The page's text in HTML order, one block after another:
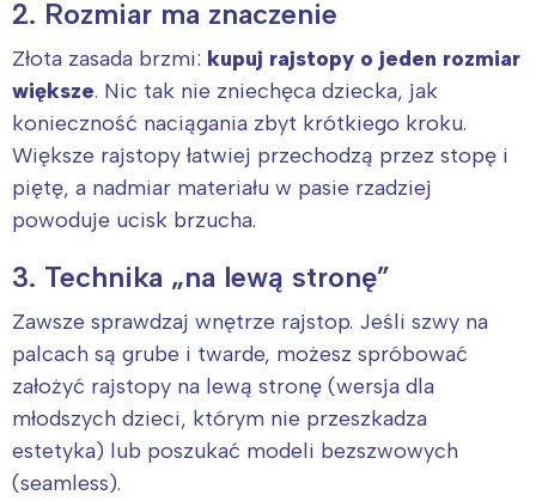
2. Rozmiar ma znaczenie
Złota zasada brzmi: kupuj rajstopy o jeden rozmiar
większe. Nic tak nie zniechęca dziecka, jak
konieczność naciągania zbyt krótkiego kroku.
Większe rajstopy łatwiej przechodzą przez stopę i
piętę, a nadmiar materiału w pasie rzadziej
powoduje ucisk brzucha.
3. Technika „na lewą stronę”
Zawsze sprawdzaj wnętrze rajstop. Jeśli szwy na
palcach są grube i twarde, możesz spróbować
założyć rajstopy na lewą stronę (wersja dla
młodszych dzieci, którym nie przeszkadza
estetyka) lub poszukać modeli bezszwowych
(seamless).